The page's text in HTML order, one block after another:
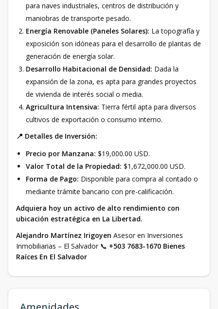
para naves industriales, centros de distribución y
maniobras de transporte pesado.
Energía Renovable (Paneles Solares): La topografía y
exposición son idóneas para el desarrollo de plantas de
generación de energía solar.
Desarrollo Habitacional de Densidad: Dada la
expansión de la zona, es apta para grandes proyectos
de vivienda de interés social o media.
Agricultura Intensiva: Tierra fértil apta para diversos
cultivos de exportación o consumo interno.
📍 Detalles de Inversión:
Precio por Manzana: $19,000.00 USD.
Valor Total de la Propiedad: $1,672,000.00 USD.
Forma de Pago: Disponible para compra al contado o
mediante trámite bancario con pre-calificación.
Adquiera hoy un activo de alto rendimiento con
ubicación estratégica en La Libertad.
Alejandro Martínez Irigoyen Asesor en Inversiones
Inmobiliarias – El Salvador 📞 +503 7683-1670 Bienes
Raíces En El Salvador